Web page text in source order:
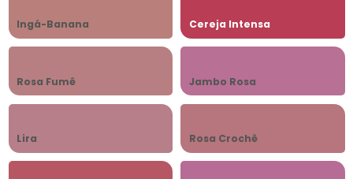
Ingá-Banana Cereja Intensa
Rosa Fumê Jambo Rosa
Lira Rosa Crochê